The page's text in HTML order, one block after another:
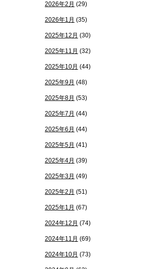
2026年2月 (29)
2026年1月 (35)
2025年12月 (30)
2025年11月 (32)
2025年10月 (44)
2025年9月 (48)
2025年8月 (53)
2025年7月 (44)
2025年6月 (44)
2025年5月 (41)
2025年4月 (39)
2025年3月 (49)
2025年2月 (51)
2025年1月 (67)
2024年12月 (74)
2024年11月 (69)
2024年10月 (73)